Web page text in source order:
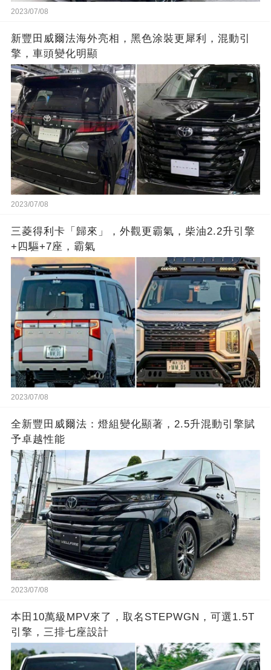
2023/07/08
新豐田威爾法海外亮相，黑色涂裝更犀利，混動引
擎，車頭變化明顯
2023/07/08
三菱得利卡「歸來」，外觀更霸氣，柴油2.2升引擎
+四驅+7座，霸氣
2023/07/08
全新豐田威爾法：燈組變化顯著，2.5升混動引擎賦
予卓越性能
2023/07/08
本田10萬級MPV來了，取名STEPWGN，可選1.5T
引擎，三排七座設計